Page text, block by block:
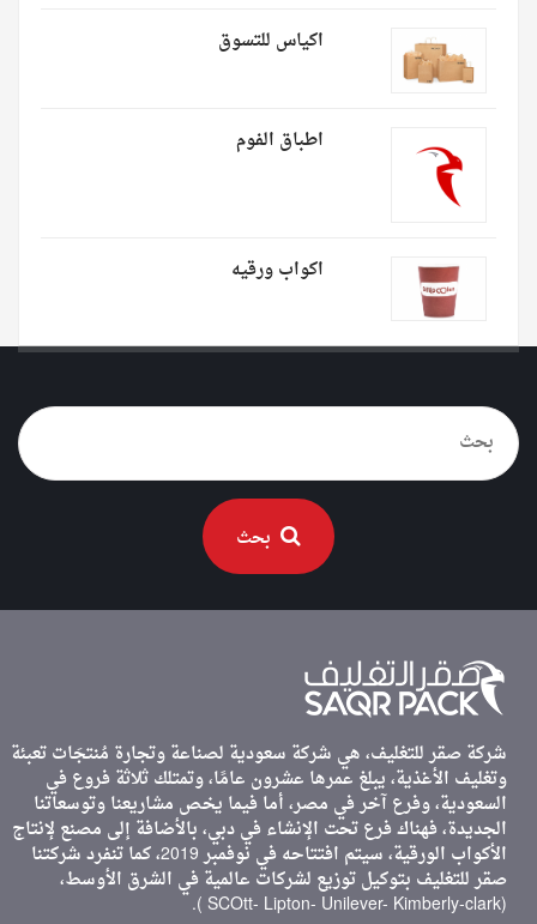
اكياس للتسوق
اطباق الفوم
اكواب ورقيه
بحث
شركة صقر للتغليف، هي شركة سعودية لصناعة وتجارة مُنتجَات تعبئة
وتغليف الأغذية، يبلغ عمرها عشرون عامًا، وتمتلك ثلاثة فروع في
السعودية، وفرع آخر في مصر، أما فيما يخص مشاريعنا وتوسعاتنا
الجديدة، فهناك فرع تحت الإنشاء في دبي، بالأضافة إلى مصنع لإنتاج
الأكواب الورقية، سيتم افتتاحه في نوفمبر 2019، كما تنفرد شركتنا
صقر للتغليف بتوكيل توزيع لشركات عالمية في الشرق الأوسط،
(SCOtt- Lipton- Unilever- Kimberly-clark ).